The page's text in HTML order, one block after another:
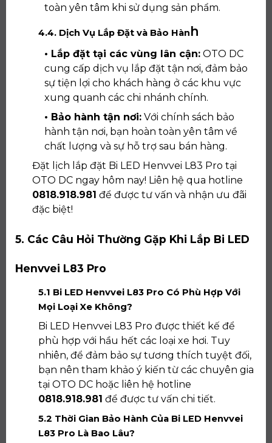
toàn yên tâm khi sử dụng sản phẩm.
4.4. Dịch Vụ Lắp Đặt và Bảo Hành
• Lắp đặt tại các vùng lân cận: OTO DC
cung cấp dịch vụ lắp đặt tận nơi, đảm bảo
sự tiện lợi cho khách hàng ở các khu vực
xung quanh các chi nhánh chính.
• Bảo hành tận nơi: Với chính sách bảo
hành tận nơi, bạn hoàn toàn yên tâm về
chất lượng và sự hỗ trợ sau bán hàng.
Đặt lịch lắp đặt Bi LED Henvvei L83 Pro tại
OTO DC ngay hôm nay! Liên hệ qua hotline
0818.918.981 để được tư vấn và nhận ưu đãi
đặc biệt!
5. Các Câu Hỏi Thường Gặp Khi Lắp Bi LED
Henvvei L83 Pro
5.1 Bi LED Henvvei L83 Pro Có Phù Hợp Với
Mọi Loại Xe Không?
Bi LED Henvvei L83 Pro được thiết kế để
phù hợp với hầu hết các loại xe hơi. Tuy
nhiên, để đảm bảo sự tương thích tuyệt đối,
bạn nên tham khảo ý kiến từ các chuyên gia
tại OTO DC hoặc liên hệ hotline
0818.918.981 để được tư vấn chi tiết.
5.2 Thời Gian Bảo Hành Của Bi LED Henvvei
L83 Pro Là Bao Lâu?